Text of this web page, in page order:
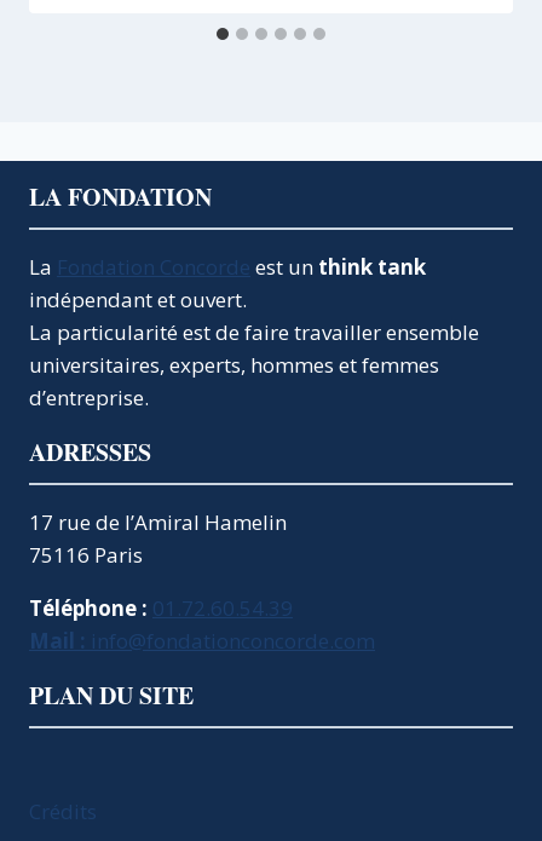
LA FONDATION
La Fondation Concorde est un think tank
indépendant et ouvert.
La particularité est de faire travailler ensemble
universitaires, experts, hommes et femmes
d’entreprise.
ADRESSES
17 rue de l’Amiral Hamelin
75116 Paris
Téléphone : 01.72.60.54.39
Mail : info@fondationconcorde.com
PLAN DU SITE
Crédits